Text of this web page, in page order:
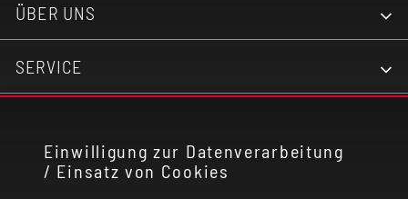
Einwilligung zur Datenverarbeitung
/ Einsatz von Cookies
ÜBER UNS
SERVICE
RECHTLICHES